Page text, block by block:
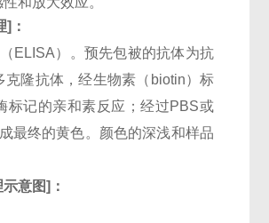
] ：
ELISA）。预先包被的抗体为抗
克隆抗体，经生物素（biotin）标
标记的亲和素反应；经过PBS或
最终的黄色。颜色的深浅和样品
示意图] ：